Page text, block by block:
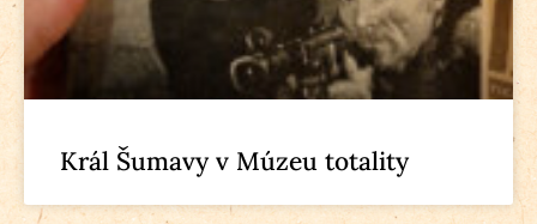
Král Šumavy v Múzeu totality